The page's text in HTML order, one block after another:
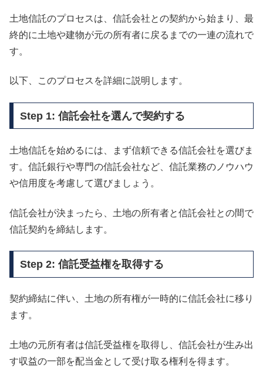
土地信託のプロセスは、信託会社との契約から始まり、最
終的に土地や建物が元の所有者に戻るまでの一連の流れで
す。
以下、このプロセスを詳細に説明します。
Step 1: 信託会社を選んで契約する
土地信託を始めるには、まず信頼できる信託会社を選びま
す。信託銀行や専門の信託会社など、信託業務のノウハウ
や信用度を考慮して選びましょう。
信託会社が決まったら、土地の所有者と信託会社との間で
信託契約を締結します。
Step 2: 信託受益権を取得する
契約締結に伴い、土地の所有権が一時的に信託会社に移り
ます。
土地の元所有者は信託受益権を取得し、信託会社が生み出
す収益の一部を配当金として受け取る権利を得ます。